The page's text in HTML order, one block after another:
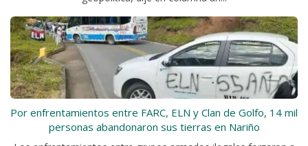
Por enfrentamientos entre FARC, ELN y Clan de Golfo, 14 mil
personas abandonaron sus tierras en Nariño